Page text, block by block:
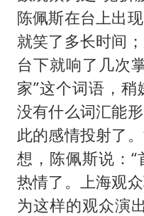
陈佩斯在台上出
就笑了多长时间
台下就响了几次
家”这个词语，
没有什么词汇能
此的感情投射了
想，陈佩斯说：
热情了。上海观
为这样的观众演